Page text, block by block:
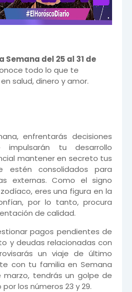
Semana del 25 al 31 de
todo lo que te
salud, dinero y amor.
enfrentarás decisiones
impulsarán tu desarrollo
mantener en secreto tus
estén consolidados para
externas. Como el signo
eres una figura en la
por lo tanto, procura
de calidad.
pagos pendientes de
y deudas relacionadas con
un viaje de último
con tu familia en Semana
marzo, tendrás un golpe de
los números 23 y 29.